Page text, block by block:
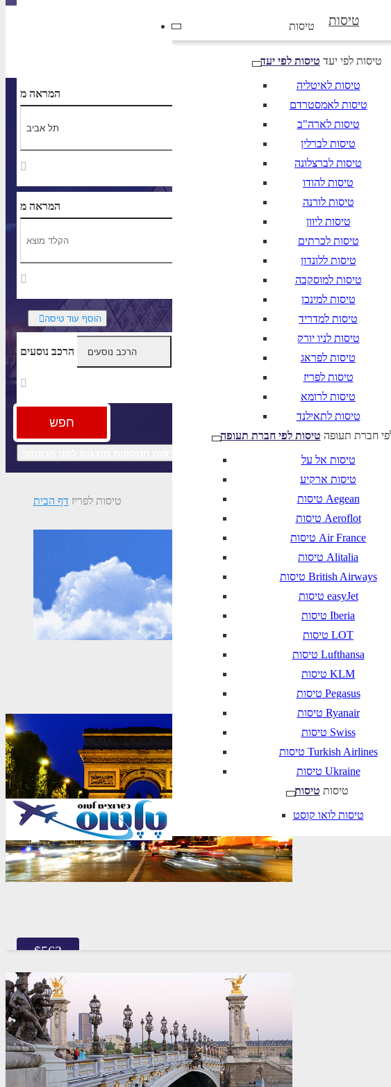
טיסות טיסות
טיסות לפי יעד טיסות לפי יעד
טיסות לאיטליה
טיסות לאמסטרדם
טיסות לארה"ב
טיסות לברלין
טיסות לברצלונה
טיסות להודו
טיסות לורנה
טיסות ליוון
טיסות לכרתים
טיסות ללונדון
טיסות למוסקבה
טיסות למינכן
טיסות למדריד
טיסות לניו יורק
טיסות לפראג
טיסות לפריז
טיסות לרומא
טיסות לתאילנד
חברת תעופה טיסות לפי חברת תעופה
טיסות אל על
טיסות ארקיע
טיסות Aegean
טיסות Aeroflot
טיסות Air France
טיסות Alitalia
טיסות British Airways
טיסות easyJet
טיסות Iberia
טיסות LOT
טיסות Lufthansa
טיסות KLM
טיסות Pegasus
טיסות Ryanair
טיסות Swiss
טיסות Turkish Airlines
טיסות Ukraine
טיסות טיסות
טיסות לואו קוסט
המראה מ
שנה
המראה מ
הוסף עוד טיסה
הרכב נוסעים
חפש
דף הבית טיסות לפריז
$563